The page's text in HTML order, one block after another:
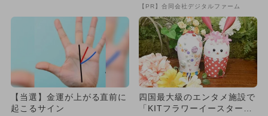
販...
【PR】合同会社デジタルファーム
【当選】金運が上がる直前に
起こるサイン
四国最大級のエンタメ施設で
「KITフラワーイースター20